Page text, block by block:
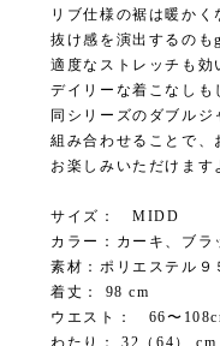
リブ仕様の裾は暖か
抜け感を演出するのも
適度なストレッチも効
デイリーな着こなしも
同シリーズのダブルジ
組み合わせることで、
お楽しみいただけます
サイズ： MIDD
カラー：カーキ、ブラ
素材：ポリエステル
着丈： 98 cm
ウエスト： 66〜
わたり： 32（64） cm